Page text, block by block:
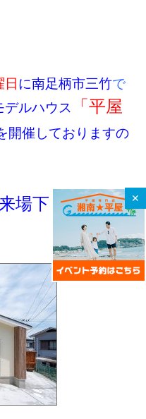
日 に南足柄市三竹で
デルハウス
「平屋
開催しておりますの
場下さい！！ ✕